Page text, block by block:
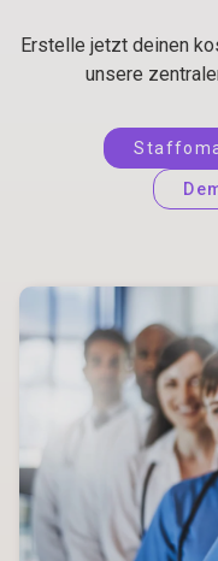
Erstelle jetzt deinen
unsere